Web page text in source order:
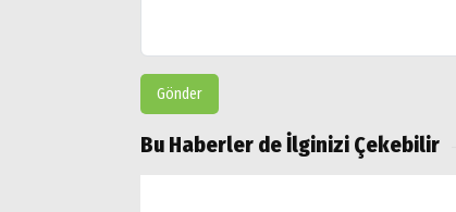
Gönder
Bu Haberler de İlginizi Çekebilir